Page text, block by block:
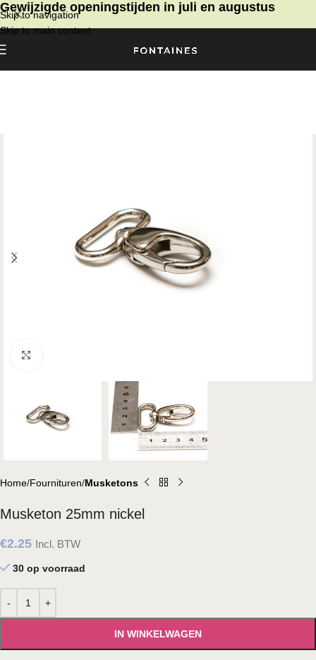
Skip to navigation
Skip to main content
Gewijzigde openingstijden in juli en augustus
Home Fournituren Musketons
Musketon 25mm nickel
€2.25 Incl. BTW
30 op voorraad
IN WINKELWAGEN